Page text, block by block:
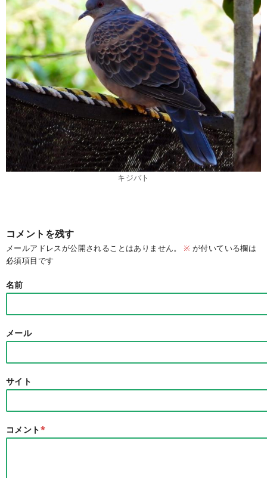
キジバト
コメントを残す
メールアドレスが公開されることはありません。 ※ が付いている欄は
必須項目です
名前
メール
サイト
コメント*